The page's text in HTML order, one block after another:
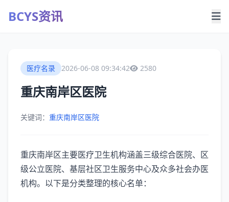
BCYS资讯
医疗名录 2026-06-08 09:34:42 2580
重庆南岸区医院
关键词： 重庆南岸区医院
重庆南岸区主要医疗卫生机构涵盖‌三级综合医院、区
级公立医院、基层社区卫生服务中心及众多社会办医
机构‌。以下是分类整理的核心名单：